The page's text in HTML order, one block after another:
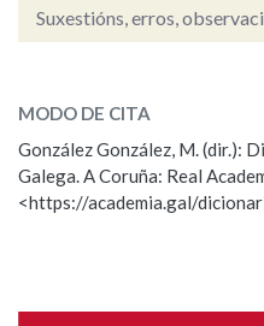
BUSCAR NO CONTIDO
Nas definicións
Suxestións, erros,
Observación
Nome
MODO DE CITA
González González, M. (dir.):
Galega. A Coruña: Real
<https://academia.gal/